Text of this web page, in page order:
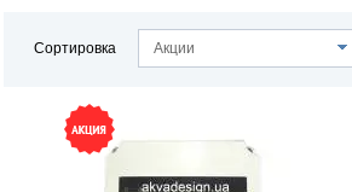
Сортировка Акции